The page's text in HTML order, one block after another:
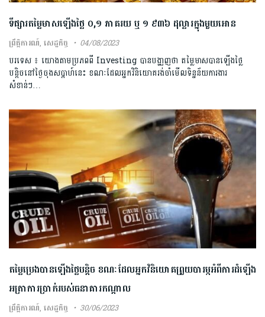
ទីផ្សារតម្លៃមាសឡើងថ្លៃ ០,១ ភាគរយ ឬ ១ ៩៣៦ ដុល្លារក្នុងមួយអោន
ព្រឹត្តិការណ៍,សេដ្ឋកិច្ច 04/08/2023
បរទេស ៖ យោងតាមប្រភពពី Investing បានបង្ហា្ញញថា តម្លៃមាសបានឡើងថ្លៃ
បន្តិចនៅថ្ងៃចុងសប្ដាហ៍នេះ ខណៈដែលអ្នកវិនិយោគរង់ចាំមើលទិន្នន័យការងារ
សំខាន់ៗ…
តម្លៃប្រេងបានឡើងថ្លៃបន្តិច ខណៈដែលអ្នកវិនិយោគព្រួយបារម្ភអំពីការដំឡើង
អត្រាការប្រាក់របស់ធនាគារកណ្តាល
ព្រឹត្តិការណ៍,សេដ្ឋកិច្ច 30/06/2023